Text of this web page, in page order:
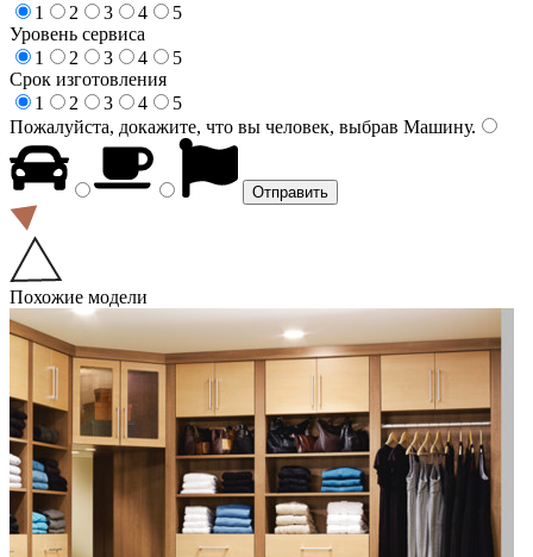
1
2 3 4
5
Уровень сервиса
1
2 3 4
5
Срок изготовления
1
2 3 4
5
Пожалуйста, докажите, что вы человек, выбрав Машину.
Похожие модели